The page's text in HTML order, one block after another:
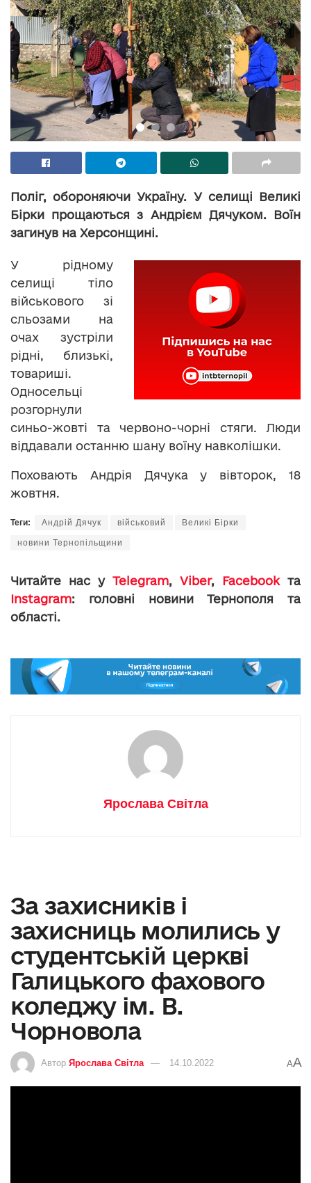
Поліг, обороняючи Україну. У селищі Великі
Бірки прощаються з Андрієм Дячуком. Воїн
загинув на Херсонщині.
У рідному
селищі тіло
військового зі
сльозами на
очах зустріли
рідні, близькі,
товариші.
Односельці
розгорнули
синьо-жовті та червоно-чорні стяги. Люди
віддавали останню шану воїну навколішки.
Поховають Андрія Дячука у вівторок, 18
жовтня.
Теги: Андрій Дячук військовий Великі Бірки
новини Тернопільщини
Читайте нас у Telegram, Viber, Facebookта
Instagram: головні новини Тернополя та
області.
Ярослава Світла
За захисників і
захисниць молились у
студентській церкві
Галицького фахового
коледжу ім. В.
Чорновола
Автор Ярослава Світла 14.10.2022 AA